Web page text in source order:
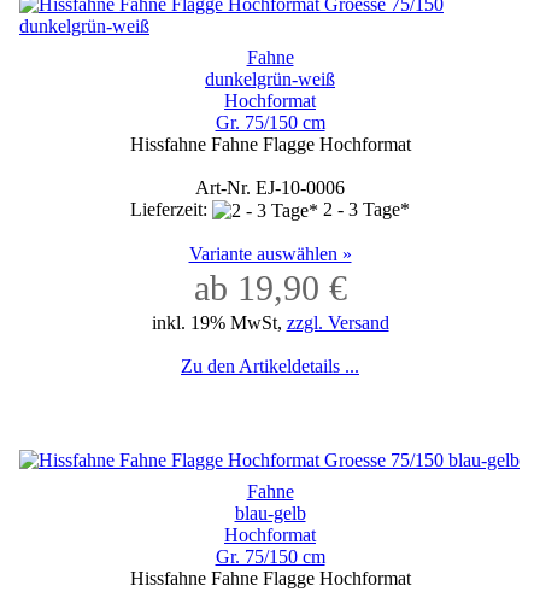
Fahne
dunkelgrün-weiß
Hochformat
Gr. 75/150 cm
Hissfahne Fahne Flagge Hochformat
Art-Nr. EJ-10-0006
Lieferzeit:
2 - 3 Tage*
Variante auswählen »
ab 19,90 €
inkl. 19% MwSt, zzgl. Versand
Zu den Artikeldetails ...
Fahne
blau-gelb
Hochformat
Gr. 75/150 cm
Hissfahne Fahne Flagge Hochformat